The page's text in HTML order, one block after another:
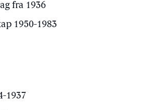
fra 1936
1950-1983
1937